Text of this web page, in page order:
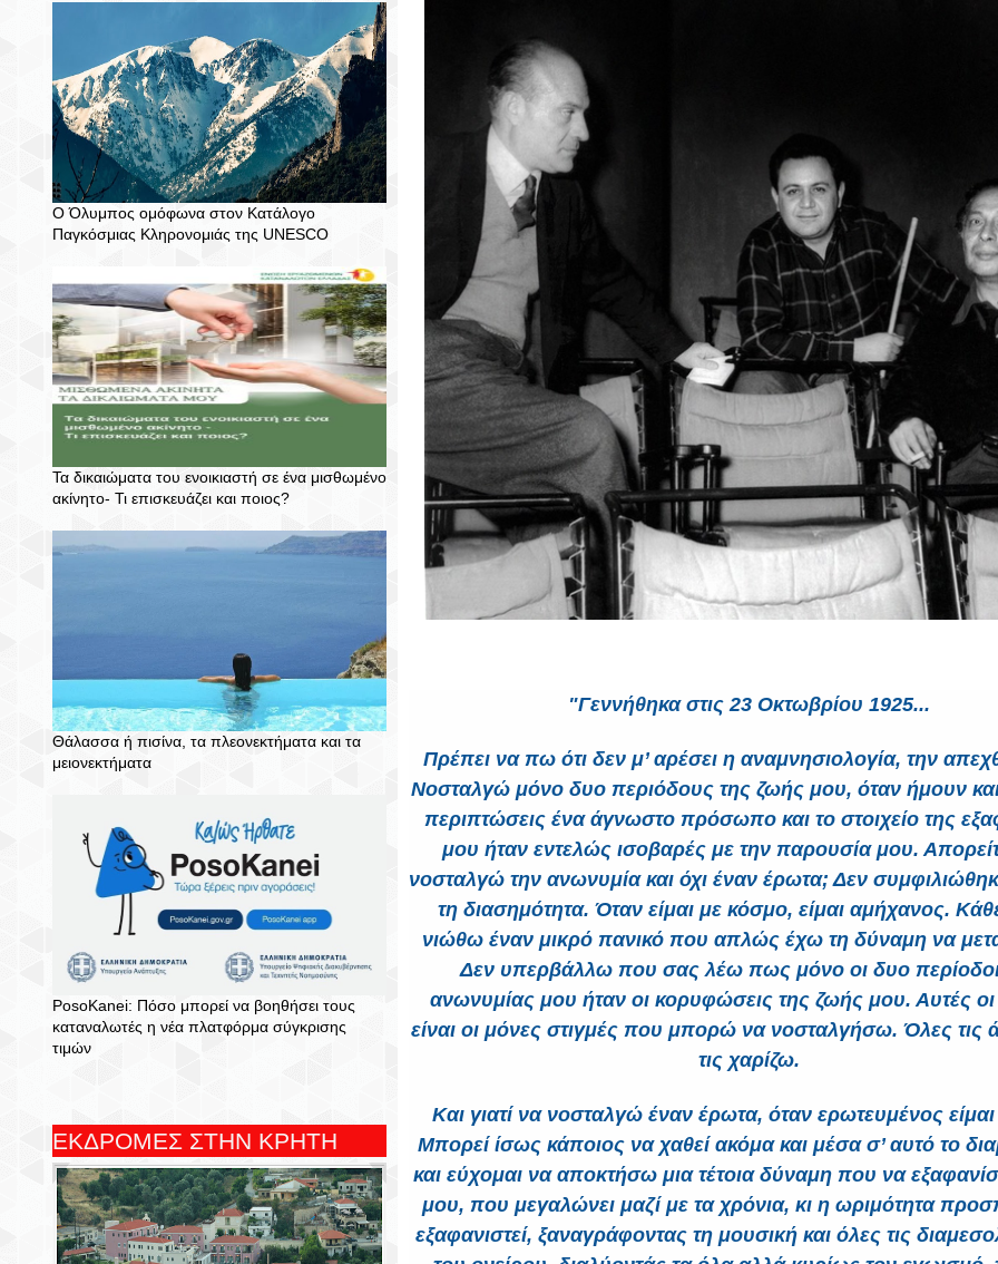
Ο Όλυμπος ομόφωνα στον Κατάλογο
Παγκόσμιας Κληρονομιάς της UNESCO
Τα δικαιώματα του ενοικιαστή σε ένα μισθωμένο
ακίνητο- Τι επισκευάζει και ποιος?
Θάλασσα ή πισίνα, τα πλεονεκτήματα και τα
μειονεκτήματα
PosoKanei: Πόσο μπορεί να βοηθήσει τους
καταναλωτές η νέα πλατφόρμα σύγκρισης
τιμών
ΕΚΔΡΟΜΕΣ ΣΤΗΝ ΚΡΗΤΗ
"Γεννήθηκα στις 23 Οκτωβρίου 1925...
Πρέπει να πω ότι δεν μ’ αρέσει η αναμνησιολογία, την
Νοσταλγώ μόνο δυο περιόδους της ζωής μου, όταν ήμουν
περιπτώσεις ένα άγνωστο πρόσωπο και το στοιχείο της
μου ήταν εντελώς ισοβαρές με την παρουσία μου.
νοσταλγώ την ανωνυμία και όχι έναν έρωτα; Δεν
τη διασημότητα. Όταν είμαι με κόσμο, είμαι αμήχανος.
νιώθω έναν μικρό πανικό που απλώς έχω τη δύναμη να
Δεν υπερβάλλω που σας λέω πως μόνο οι δυο
ανωνυμίας μου ήταν οι κορυφώσεις της ζωής μου. Αυτές
είναι οι μόνες στιγμές που μπορώ να νοσταλγήσω. Όλες τις
τις χαρίζω.
Και γιατί να νοσταλγώ έναν έρωτα, όταν ερωτευμένος
Μπορεί ίσως κάποιος να χαθεί ακόμα και μέσα σ’ αυτό το
και εύχομαι να αποκτήσω μια τέτοια δύναμη που να
μου, που μεγαλώνει μαζί με τα χρόνια, κι η ωριμότητα
εξαφανιστεί, ξαναγράφοντας τη μουσική και όλες τις